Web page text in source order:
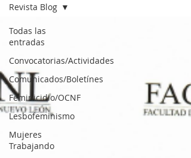
Todas las
entradas
Convocatorias/Actividades
Comunicados/Boletínes
Feminicidio/OCNF
Lesbofeminismo
Mujeres
Trabajando
Revista Blog